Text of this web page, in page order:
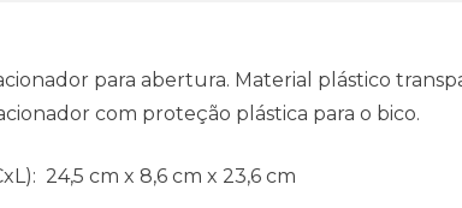
para abertura. Material plástico
com proteção plástica para o bico.
24,5 cm x 8,6 cm x 23,6 cm